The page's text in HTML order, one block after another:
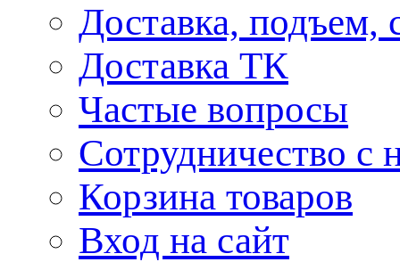
Доставка, подъем,
Доставка ТК
Частые вопросы
Сотрудничество с
Корзина товаров
Вход на сайт